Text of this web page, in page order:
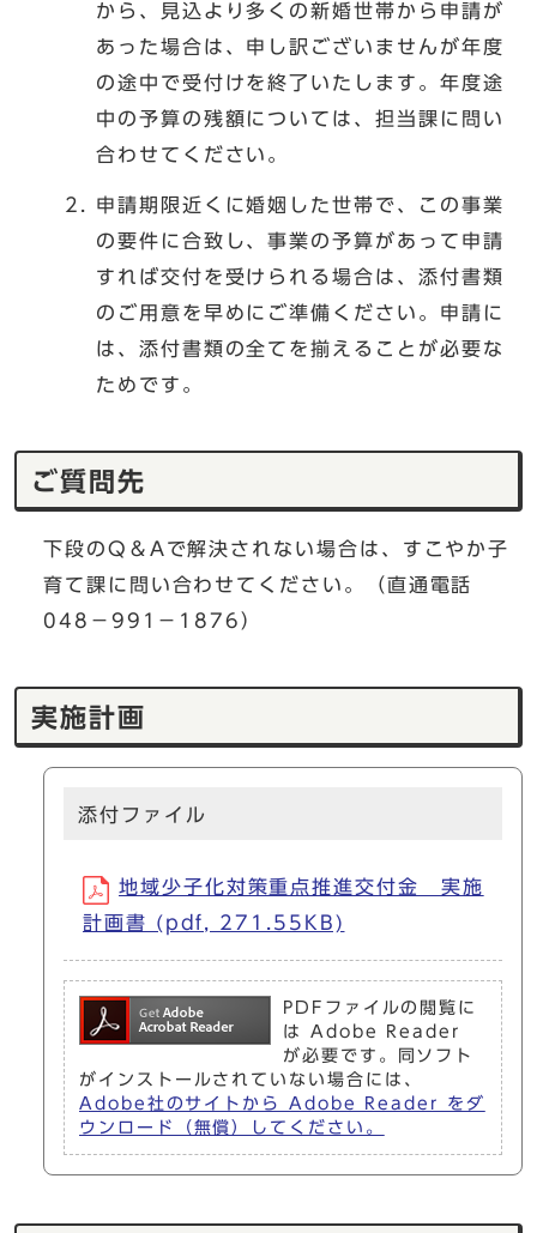
から、見込より多くの新婚世帯から申請が
あった場合は、申し訳ございませんが年度
の途中で受付けを終了いたします。年度途
中の予算の残額については、担当課に問い
合わせてください。
申請期限近くに婚姻した世帯で、この事業
の要件に合致し、事業の予算があって申請
すれば交付を受けられる場合は、添付書類
のご用意を早めにご準備ください。申請に
は、添付書類の全てを揃えることが必要な
ためです。
ご質問先
下段のQ＆Aで解決されない場合は、すこやか子
育て課に問い合わせてください。（直通電話
048－991－1876）
実施計画
添付ファイル
地域少子化対策重点推進交付金 実施
計画書 (pdf, 271.55KB)
PDFファイルの閲覧に
は Adobe Reader
が必要です。同ソフト
がインストールされていない場合には、
Adobe社のサイトから Adobe Reader をダ
ウンロード（無償）してください。